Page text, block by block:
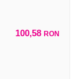
100,58 RON